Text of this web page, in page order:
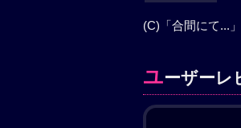
(C)「合間にて...
ユーザーレ